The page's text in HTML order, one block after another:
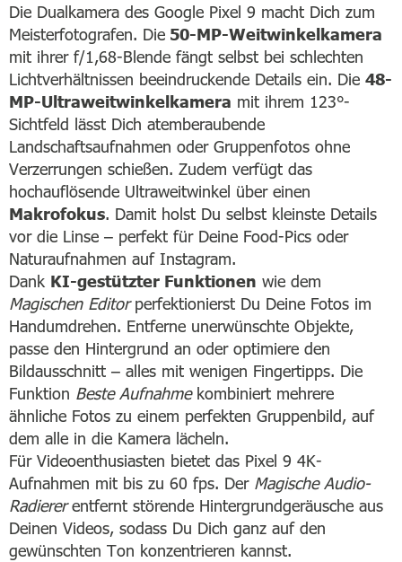
Die Dualkamera des Google Pixel 9 macht Dich zum
Meisterfotografen. Die 50-MP-Weitwinkelkamera
mit ihrer f/1,68-Blende fängt selbst bei schlechten
Lichtverhältnissen beeindruckende Details ein. Die 48-
MP-Ultraweitwinkelkamera mit ihrem 123°-
Sichtfeld lässt Dich atemberaubende
Landschaftsaufnahmen oder Gruppenfotos ohne
Verzerrungen schießen. Zudem verfügt das
hochauflösende Ultraweitwinkel über einen
Makrofokus. Damit holst Du selbst kleinste Details
vor die Linse – perfekt für Deine Food-Pics oder
Naturaufnahmen auf Instagram.
Dank KI-gestützter Funktionen wie dem
Magischen Editorperfektionierst Du Deine Fotos im
Handumdrehen. Entferne unerwünschte Objekte,
passe den Hintergrund an oder optimiere den
Bildausschnitt – alles mit wenigen Fingertipps. Die
Funktion Beste Aufnahmekombiniert mehrere
ähnliche Fotos zu einem perfekten Gruppenbild, auf
dem alle in die Kamera lächeln.
Für Videoenthusiasten bietet das Pixel 9 4K-
Aufnahmen mit bis zu 60 fps. Der Magische Audio-
Radiererentfernt störende Hintergrundgeräusche aus
Deinen Videos, sodass Du Dich ganz auf den
gewünschten Ton konzentrieren kannst.